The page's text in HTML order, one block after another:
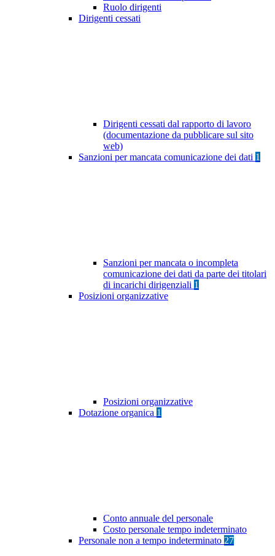
Ruolo dirigenti
Dirigenti cessati
Dirigenti cessati dal rapporto di lavoro
(documentazione da pubblicare sul sito
web)
Sanzioni per mancata comunicazione dei dati 1
Sanzioni per mancata o incompleta
comunicazione dei dati da parte dei titolari
di incarichi dirigenziali 1
Posizioni organizzative
Posizioni organizzative
Dotazione organica 1
Conto annuale del personale
Costo personale tempo indeterminato
Personale non a tempo indeterminato 27